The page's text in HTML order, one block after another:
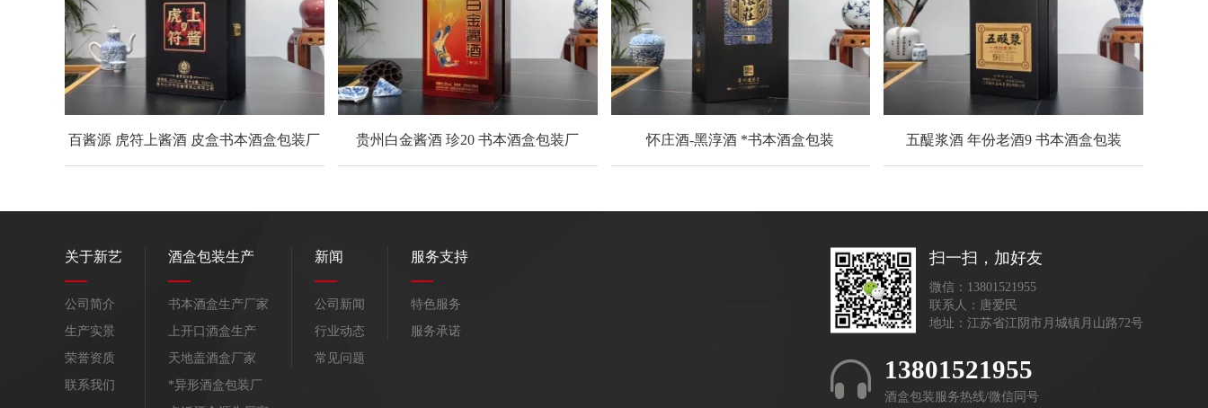
百酱源 虎符上酱酒 皮盒书本酒盒包装厂 贵州白金酱酒 珍20 书本酒盒包装厂 怀庄酒-黑淳酒 *书本酒盒包装 五醍浆酒 年份老酒9 书本酒盒包装
关于新艺
公司简介
生产实景
荣誉资质
联系我们
酒盒包装生产
书本酒盒生产厂家
上开口酒盒生产
天地盖酒盒厂家
*异形酒盒包装厂
新闻
公司新闻
行业动态
常见问题
服务支持
特色服务
服务承诺
扫一扫，加好友
微信：13801521955
联系人：唐爱民
地址：江苏省江阴市月城镇月山路72号
13801521955
酒盒包装服务热线/微信同号